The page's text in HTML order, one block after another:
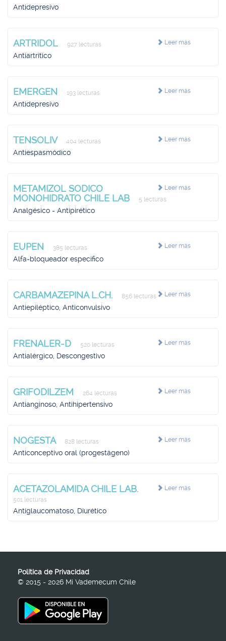
Antidepresivo
Leer más
ARTRIDOL 927 lecturas
Antiartrítico
Leer más
EMERGEN 193 lecturas
Antidepresivo
Leer más
TENSOLIV 404 lecturas
Antiespasmódico
Leer más
METAMIZOL SODICO
MONOHIDRATO CHILE LAB
5 lecturas
Analgésico - Antipirético
Leer más
EUPEN 385 lecturas
Alfa-bloqueador específico
Leer más
CARBAMAZEPINA L.CH. 856 lecturas
Antiepiléptico, Anticonvulsivo
Leer más
FRENALER-D 520 lecturas
Antialérgico, Descongestivo
Leer más
GRIFODILZEM 264 lecturas
Antianginoso, Antihipertensivo
Leer más
NOGESTA 828 lecturas
Anticonceptivo oral (progestágeno)
Leer más
ACETAZOLAMIDA CHILE LAB.
501 lecturas
Antiglaucomatoso, Diurético
Política de Privacidad
© 2015 - 2026 Mi Vademecum Chile